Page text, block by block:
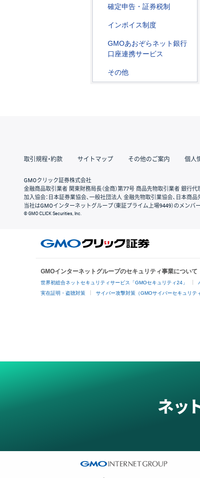
確定申告・証券税制
インボイス制度
GMOあおぞらネット銀行
口座連携サービス
その他
取引規程・約款 サイトマップ その他のご案内 個人
GMOクリック証券株式会社
金融商品取引業者 関東財務局長（金商）第77号 商品先物取引業者 銀行
加入協会：日本証券業協会、一般社団法人 金融先物取引業協会、日本商
当社はGMOインターネットグループ（東証プライム上場9449）のメンバー
© GMO CLICK Securities, Inc.
GMOインターネットグループのセキュリティ事業について
世界初総合ネットセキュリティサービス「GMOセキュリティ24」
実在証明・盗聴対策 サイバー攻撃対策（GMOサイバーセキュリテ